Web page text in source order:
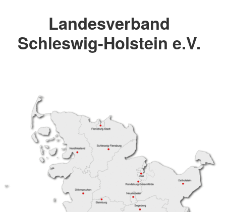
Landesverband
Schleswig-Holstein e.V.